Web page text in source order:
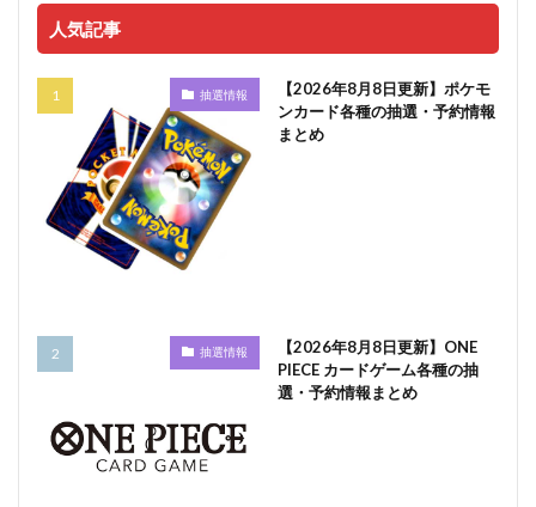
人気記事
抽選情報
【2026年8月8日更新】ポケモ
ンカード各種の抽選・予約情報
まとめ
抽選情報
【2026年8月8日更新】ONE
PIECE カードゲーム各種の抽
選・予約情報まとめ